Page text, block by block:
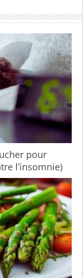
pour
l’insomnie)